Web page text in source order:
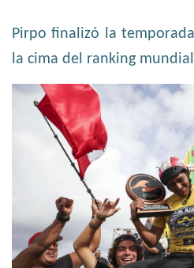
Pirpo finalizó la
la cima del ranking